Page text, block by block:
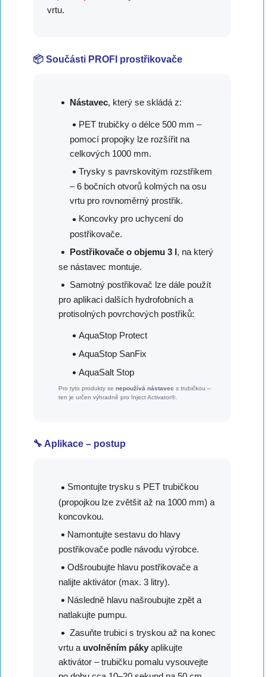
vrtu.
📦 Součásti PROFI prostřikovače
Nástavec, který se skládá z:
PET trubičky o délce 500 mm –
pomocí propojky lze rozšířit na
celkových 1000 mm.
Trysky s pavrskovitým rozstřikem
– 6 bočních otvorů kolmých na osu
vrtu pro rovnoměrný prostřik.
Koncovky pro uchycení do
postřikovače.
Postřikovače o objemu 3 l, na který
se nástavec montuje.
Samotný postřikovač lze dále použít
pro aplikaci dalších hydrofobních a
protisolných povrchových postřiků:
AquaStop Protect
AquaStop SanFix
AquaSalt Stop
Pro tyto produkty se nepoužívá nástavec s trubičkou –
ten je určen výhradně pro Inject Activator®.
🔧 Aplikace – postup
Smontujte trysku s PET trubičkou
(propojkou lze zvětšit až na 1000 mm) a
koncovkou.
Namontujte sestavu do hlavy
postřikovače podle návodu výrobce.
Odšroubujte hlavu postřikovače a
nalijte aktivátor (max. 3 litry).
Následně hlavu našroubujte zpět a
natlakujte pumpu.
Zasuňte trubici s tryskou až na konec
vrtu a uvolněním pákyaplikujte
aktivátor – trubičku pomalu vysouvejte